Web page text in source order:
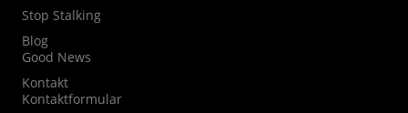
Stop Stalking
Blog
Good News
Kontakt
Kontaktformular